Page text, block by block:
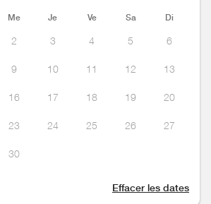
Me Je Ve Sa Di
2 3 4 5 6
9 10 11 12 13
16 17 18 19 20
23 24 25 26 27
30
Effacer les dates